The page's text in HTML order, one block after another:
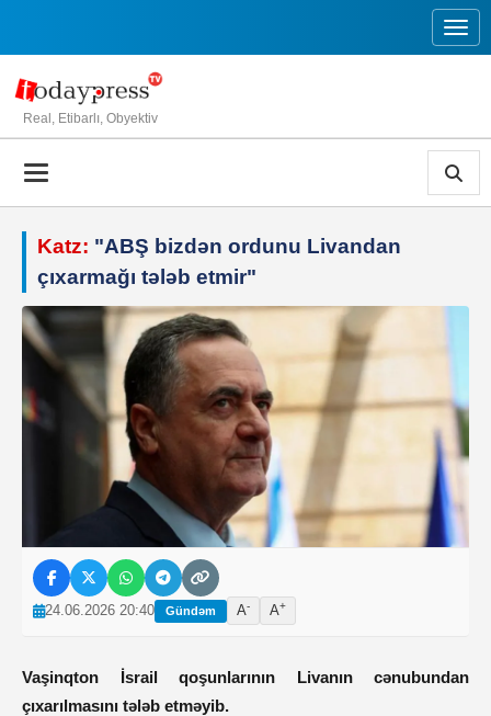
Real, Etibarlı, Obyektiv
Katz: "ABŞ bizdən ordunu Livandan
çıxarmağı tələb etmir"
24.06.2026 20:40 Gündəm A- A+
Vaşinqton İsrail qoşunlarının Livanın cənubundan
çıxarılmasını tələb etməyib.